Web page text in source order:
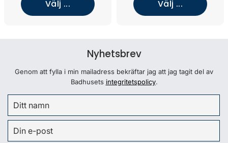
Välj ... Välj ...
Nyhetsbrev
Genom att fylla i min mailadress bekräftar jag att jag tagit del av
Badhusets integritetspolicy.